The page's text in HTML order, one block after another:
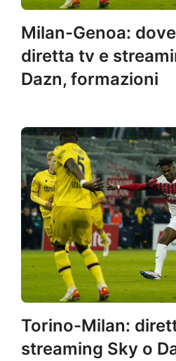
Milan-Genoa:
diretta tv e
Dazn, formazioni
Torino-Milan:
streaming Sky o